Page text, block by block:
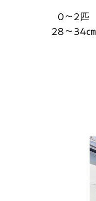
0～2匹
28～34㎝